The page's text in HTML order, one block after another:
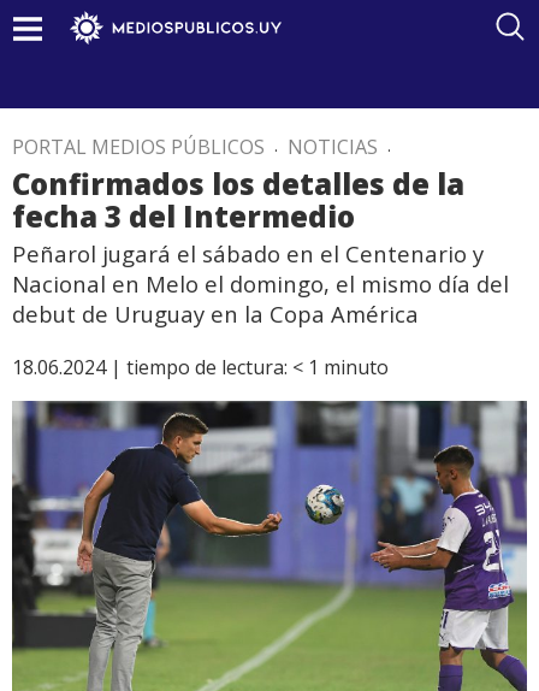
PORTAL MEDIOS PÚBLICOS . NOTICIAS .
Confirmados los detalles de la
fecha 3 del Intermedio
Peñarol jugará el sábado en el Centenario y
Nacional en Melo el domingo, el mismo día del
debut de Uruguay en la Copa América
18.06.2024 | tiempo de lectura: < 1 minuto